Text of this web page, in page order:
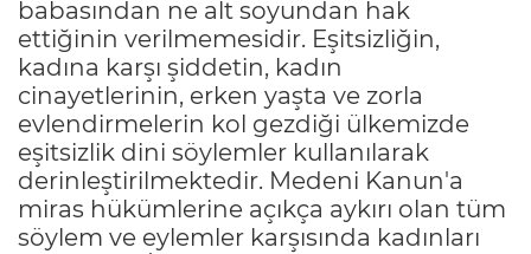
babasından ne alt soyundan hak
ettiğinin verilmemesidir. Eşitsizliğin,
kadına karşı şiddetin, kadın
cinayetlerinin, erken yaşta ve zorla
evlendirmelerin kol gezdiği ülkemizde
eşitsizlik dini söylemler kullanılarak
derinleştirilmektedir. Medeni Kanun'a
miras hükümlerine açıkça aykırı olan tüm
söylem ve eylemler karşısında kadınları